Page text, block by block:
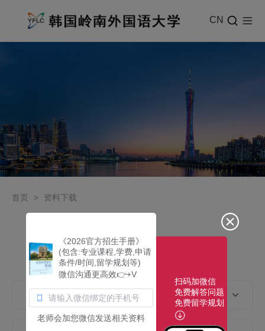
CN
首页 > 资料下载
资料下载
2026年韩国岭南外国语大学本科课程,学费,
申请条件,申请时间
2026年韩国岭南外国语大学硕士课程,学费,
《2026官方招生手册》
(包含:专业课程,学费,申请
条件/时间,留学规划等)
微信沟通更高效👉+V
老师会加您微信发送相关资料
扫码加微信
免费解答问题
免费留学规划